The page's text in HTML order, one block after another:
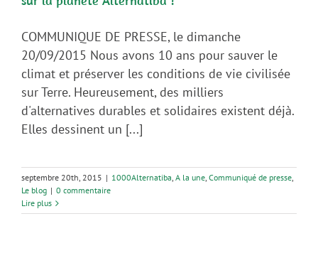
COMMUNIQUE DE PRESSE, le dimanche
20/09/2015 Nous avons 10 ans pour sauver le
climat et préserver les conditions de vie civilisée
sur Terre. Heureusement, des milliers
d'alternatives durables et solidaires existent déjà.
Elles dessinent un [...]
septembre 20th, 2015 | 1000Alternatiba A la une Communiqué de presse
Le blog | 0 commentaire
Lire plus